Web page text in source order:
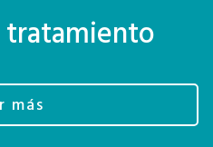
tratamiento
más